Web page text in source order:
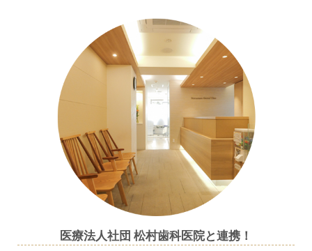
医療法人社団 松村歯科医院と連携！